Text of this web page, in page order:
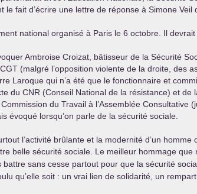
le fait d’écrire une lettre de réponse à Simone
national organisé à Paris le 6 octobre. Il
Ambroise Croizat, bâtisseur de la Sécurité
CGT (malgré l’opposition violente de la droite, des
Laroque qui n’a été que le fonctionnaire et
du CNR (Conseil National de la résistance) et
du Travail à l’Assemblée
évoqué lorsqu’on parle de la sécurité sociale.
l’activité brûlante et la modernité d’un
belle sécurité sociale. Le meilleur hommage
sans cesse partout pour que la sécurité
qu’elle soit : un vrai lien de solidarité, un